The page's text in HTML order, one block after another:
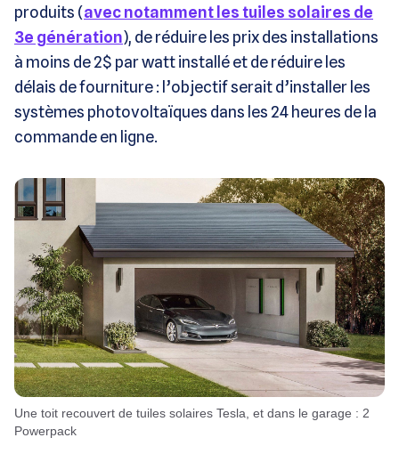
produits (avec notamment les tuiles solaires de
3e génération), de réduire les prix des installations
à moins de 2$ par watt installé et de réduire les
délais de fourniture : l’objectif serait d’installer les
systèmes photovoltaïques dans les 24 heures de la
commande en ligne.
Une toit recouvert de tuiles solaires Tesla, et dans le garage : 2
Powerpack